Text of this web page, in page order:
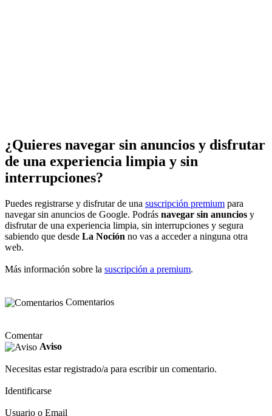
¿Quieres navegar sin anuncios y disfrutar
de una experiencia limpia y sin
interrupciones?
Puedes registrarse y disfrutar de una suscripción premium para
navegar sin anuncios de Google. Podrás navegar sin anuncios y
disfrutar de una experiencia limpia, sin interrupciones y segura
sabiendo que desde La Noción no vas a acceder a ninguna otra
web.
Más información sobre la suscripción a premium.
Comentarios
Comentar
Aviso
Necesitas estar registrado/a para escribir un comentario.
Identificarse
Usuario o Email